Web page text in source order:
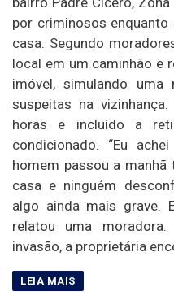
por criminosos
casa. Segundo
local em um caminhão e
imóvel, simulando uma
suspeitas na
horas e incluído a
condicionado. “Eu
homem passou a
casa e ninguém
algo ainda mais grave.
relatou uma
invasão, a proprietária